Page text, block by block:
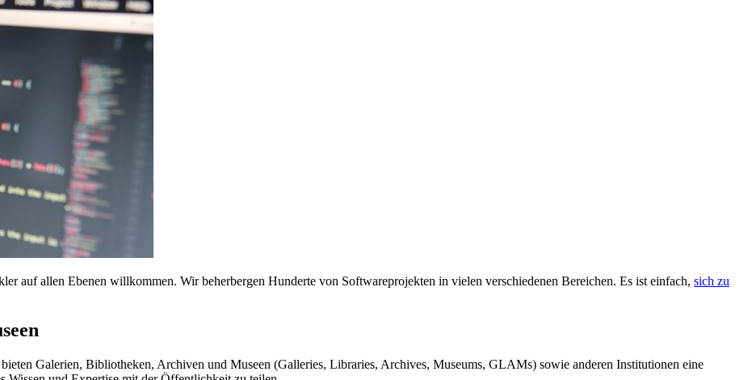
auf allen Ebenen willkommen. Wir beherbergen Hunderte von Softwareprojekten in vielen verschiedenen Bereichen. Es ist einfach, sich zu
Galerien, Bibliotheken, Archiven und Museen (Galleries, Libraries, Archives, Museums, GLAMs) sowie anderen Institutionen eine